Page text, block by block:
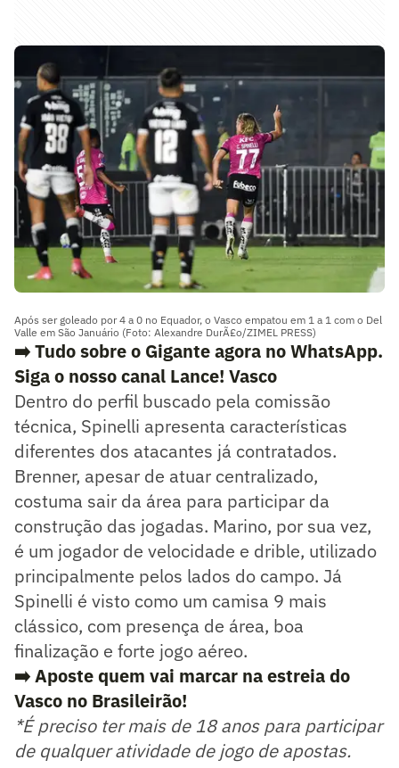
Após ser goleado por 4 a 0 no Equador, o Vasco empatou em 1 a 1 com o Del
Valle em São Januário (Foto: Alexandre DurÃ£o/ZIMEL PRESS)
➡️ Tudo sobre o Gigante agora no WhatsApp.
Siga o nosso canal Lance! Vasco
Dentro do perfil buscado pela comissão
técnica, Spinelli apresenta características
diferentes dos atacantes já contratados.
Brenner, apesar de atuar centralizado,
costuma sair da área para participar da
construção das jogadas. Marino, por sua vez,
é um jogador de velocidade e drible, utilizado
principalmente pelos lados do campo. Já
Spinelli é visto como um camisa 9 mais
clássico, com presença de área, boa
finalização e forte jogo aéreo.
➡️ Aposte quem vai marcar na estreia do
Vasco no Brasileirão!
*É preciso ter mais de 18 anos para participar
de qualquer atividade de jogo de apostas.